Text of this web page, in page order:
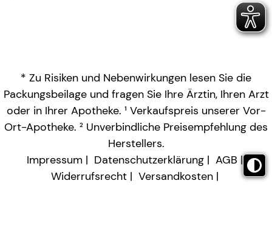
* Zu Risiken und Nebenwirkungen lesen Sie die
Packungsbeilage und fragen Sie Ihre Ärztin, Ihren Arzt
oder in Ihrer Apotheke. ¹ Verkaufspreis unserer Vor-
Ort-Apotheke. ² Unverbindliche Preisempfehlung des
Herstellers.
Impressum
Datenschutzerklärung
AGB
Widerrufsrecht
Versandkosten